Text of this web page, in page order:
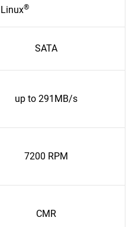
Linux®
SATA
up to 291MB/s
7200 RPM
CMR